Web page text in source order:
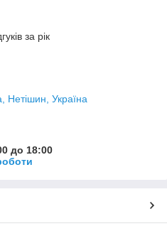
за рік
Нетішин, Україна
до 18:00